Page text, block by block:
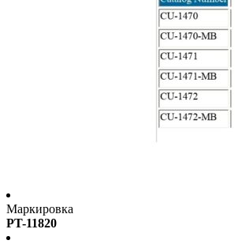
Маркировка
PT-11820